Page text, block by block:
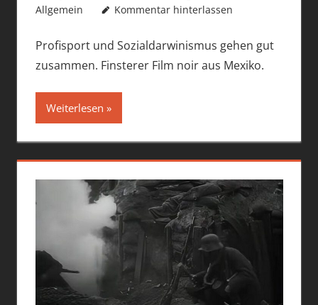
Allgemein
Kommentar hinterlassen
Profisport und Sozialdarwinismus gehen gut
zusammen. Finsterer Film noir aus Mexiko.
Weiterlesen